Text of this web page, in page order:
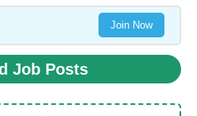
Join Now
Job Posts